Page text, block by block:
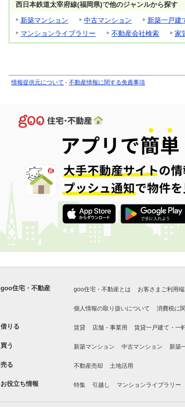
西日本鉄道太宰府線(福岡県)で他のジャンルから探す
新築マンション
中古マンション 新築一戸建
マンションライブラリー
不動産会社検索 家
情報提供元について - 不動産情報に関する免責事項
goo住宅・不動産 goo住宅・不動産とは お客さまご利用
個人情報の取り扱いについて 消費税に
借りる 賃貸 店舗・事業用 賃貸一戸建て・一
買う 新築マンション 中古マンション 新築
売る 不動産売却 土地活用
お役立ち情報 特集 引越し マンションライブラリー